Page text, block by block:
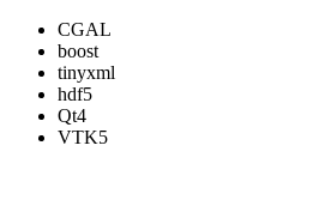
CGAL
boost
tinyxml
hdf5
Qt4
VTK5